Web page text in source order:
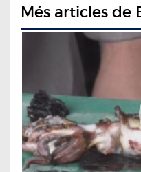
Més articles de